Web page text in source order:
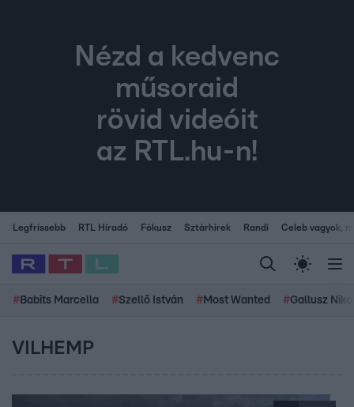
Nézd a kedvenc
műsoraid
rövid videóit
az RTL.hu-n!
Legfrissebb RTL Híradó Fókusz Sztárhírek Randi Celeb vagyok,
# Babits Marcella #Szellő István # Most Wanted #Gallusz
VILHEMP